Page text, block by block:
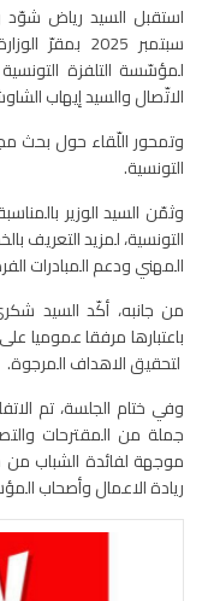
سبتمبر 2025
لمؤسّسة التلفزة
الاتّصال والسيد إيهاب
وتمحور اللّقاء حول بحث
التونسية.
وثمّن السيد الوزير
التونسية، لمزيد التعريف
المهني ودعم المبادرات
من جانبه، أكّد السيد
باعتبارها مرفقا عموميا
لتحقيق الاهداف المرجوة.
وفي ختام الجلسة، تم
جملة من المقترحات
موجهة لفائدة الشباب من
ريادة الاعمال وأصحاب